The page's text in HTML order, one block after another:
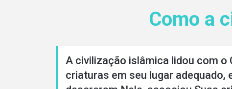
Como a
A civilização islâmica lidou com o
criaturas em seu lugar